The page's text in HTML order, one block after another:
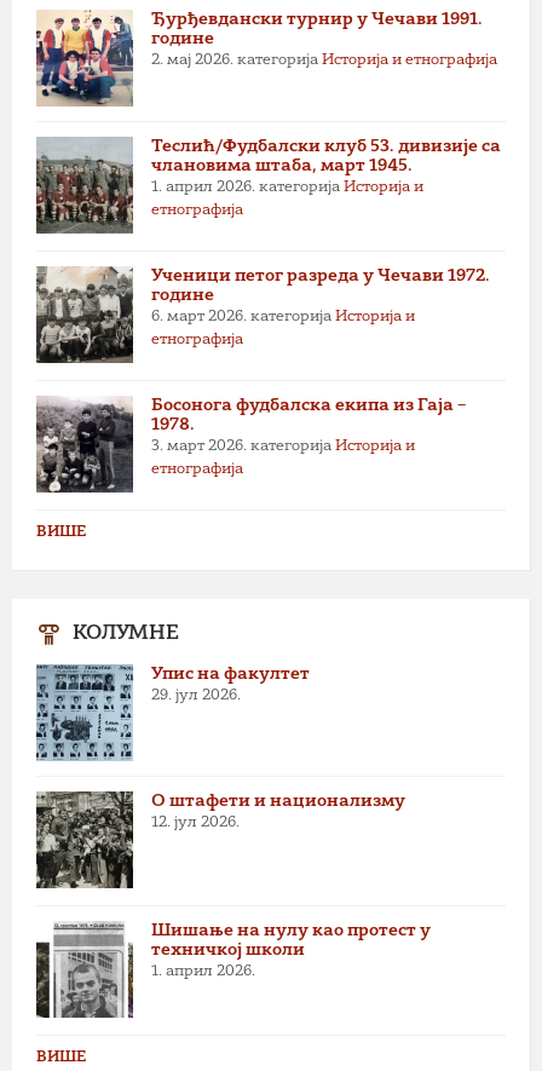
Ђурђевдански турнир у Чечави 1991.
године
2. мај 2026. категорија Историја и етнографија
Теслић/Фудбалски клуб 53. дивизије са
члановима штаба, март 1945.
1. април 2026. категорија Историја и
етнографија
Ученици петог разреда у Чечави 1972.
године
6. март 2026. категорија Историја и
етнографија
Босонога фудбалска екипа из Гаја –
1978.
3. март 2026. категорија Историја и
етнографија
ВИШЕ
КОЛУМНЕ
Упис на факултет
29. јул 2026.
О штафети и национализму
12. јул 2026.
Шишање на нулу као протест у
техничкој школи
1. април 2026.
ВИШЕ